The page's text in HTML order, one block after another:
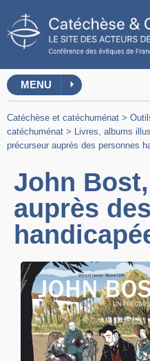
MENU
Catéchèse et catéchuménat >
catéchuménat > Livres, albums
précurseur auprès des personnes
John
auprès